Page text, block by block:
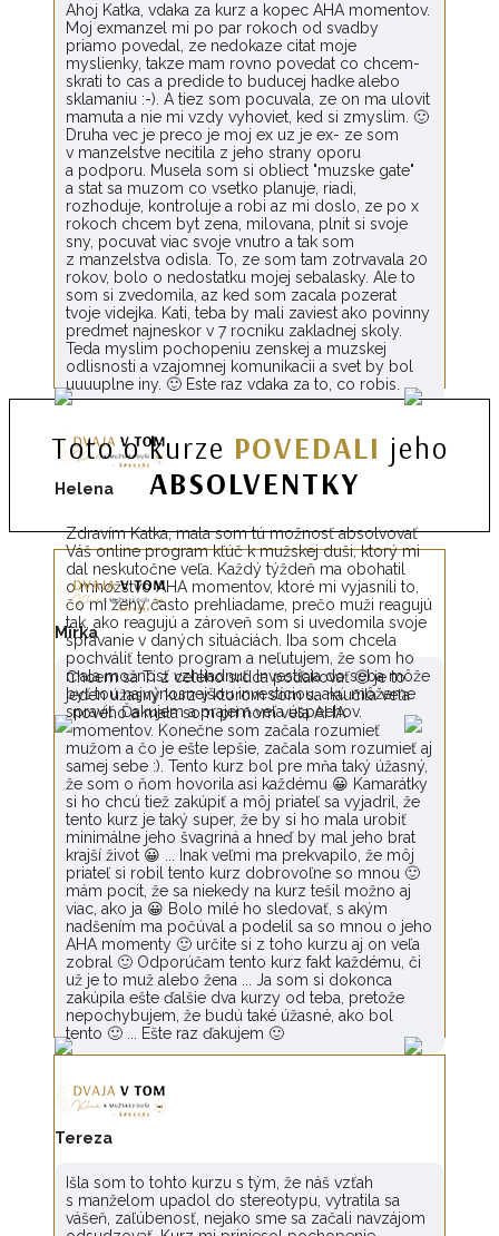
Ahoj Katka, vdaka za kurz a kopec AHA momentov.
Moj exmanzel mi po par rokoch od svadby
priamo povedal, ze nedokaze citat moje
myslienky, takze mam rovno povedat co chcem-
skrati to cas a predide to buducej hadke alebo
sklamaniu :-). A tiez som pocuvala, ze on ma ulovit
mamuta a nie mi vzdy vyhoviet, ked si zmyslim. 🙂
Druha vec je preco je moj ex uz je ex- ze som
v manzelstve necitila z jeho strany oporu
a podporu. Musela som si obliect "muzske gate"
a stat sa muzom co vsetko planuje, riadi,
rozhoduje, kontroluje a robi az mi doslo, ze po x
rokoch chcem byt zena, milovana, plnit si svoje
sny, pocuvat viac svoje vnutro a tak som
z manzelstva odisla. To, ze som tam zotrvavala 20
rokov, bolo o nedostatku mojej sebalasky. Ale to
som si zvedomila, az ked som zacala pozerat
tvoje videjka. Kati, teba by mali zaviest ako povinny
predmet najneskor v 7 rocniku zakladnej skoly.
Teda myslim pochopeniu zenskej a muzskej
odlisnosti a vzajomnej komunikacii a svet by bol
uuuuplne iny. 🙂 Este raz vdaka za to, co robis.
Helena
Zdravím Katka, mala som tú možnosť absolvovať
Váš online program kľúč k mužskej duši, ktorý mi
dal neskutočne veľa. Každý týždeň ma obohatil
o množstvo AHA momentov, ktoré mi vyjasnili to,
čo mi ženy často prehliadame, prečo muži reagujú
tak, ako reagujú a zároveň som si uvedomila svoje
správanie v daných situáciách. Iba som chcela
pochváliť tento program a neľutujem, že som ho
mala možnosť vzhliadnuť. Investícia do seba môže
byť tou najvýnosnejšou investíciou, akú môžeme
spraviť. Ďakujem a prajem veľa úspechov.
Toto o kurze POVEDALI jeho
ABSOLVENTKY
Mirka
Chcem sa Ti z celého srdca poďakovať 🙂 je to
jeden úžasný kurz v ktorom som sa naučila veľa
nového a mala som pri ňom veľa AHA
momentov. Konečne som začala rozumieť
mužom a čo je ešte lepšie, začala som rozumieť aj
samej sebe :). Tento kurz bol pre mňa taký úžasný,
že som o ňom hovorila asi každému 😀 Kamarátky
si ho chcú tiež zakúpiť a môj priateľ sa vyjadril, že
tento kurz je taký super, že by si ho mala urobiť
minimálne jeho švagriná a hneď by mal jeho brat
krajší život 😀 ... Inak veľmi ma prekvapilo, že môj
priateľ si robil tento kurz dobrovoľne so mnou 🙂
mám pocit, že sa niekedy na kurz tešil možno aj
viac, ako ja 😀 Bolo milé ho sledovať, s akým
nadšením ma počúval a podelil sa so mnou o jeho
AHA momenty 🙂 určite si z toho kurzu aj on veľa
zobral 🙂 Odporúčam tento kurz fakt každému, či
už je to muž alebo žena ... Ja som si dokonca
zakúpila ešte ďalšie dva kurzy od teba, pretože
nepochybujem, že budú také úžasné, ako bol
tento 🙂 ... Ešte raz ďakujem 🙂
Tereza
Išla som to tohto kurzu s tým, že náš vzťah
s manželom upadol do stereotypu, vytratila sa
vášeň, zaľúbenosť, nejako sme sa začali navzájom